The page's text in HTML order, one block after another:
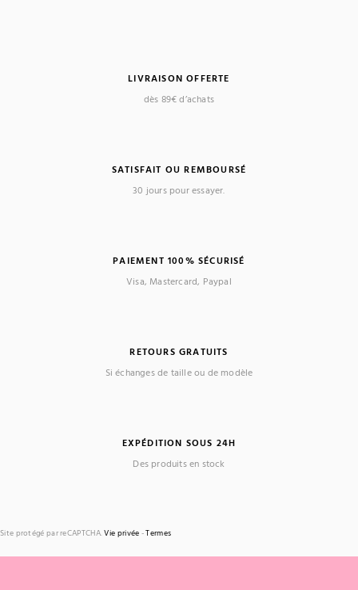
(1 avis)
LIVRAISON OFFERTE
dès 89€ d’achats
SATISFAIT OU REMBOURSÉ
30 jours pour essayer.
PAIEMENT 100% SÉCURISÉ
Visa, Mastercard, Paypal
RETOURS GRATUITS
Si échanges de taille ou de modèle
EXPÉDITION SOUS 24H
Des produits en stock
Site protégé par reCAPTCHA.Vie privée -Termes